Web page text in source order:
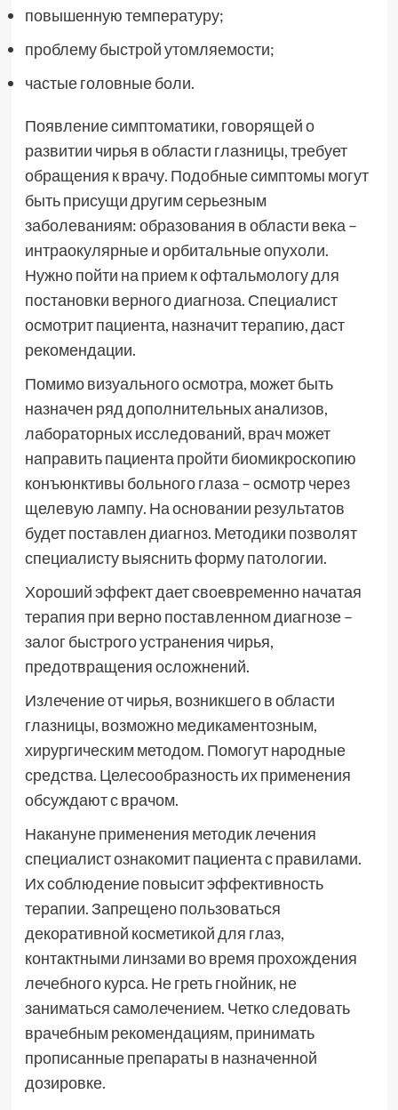
повышенную температуру;
проблему быстрой утомляемости;
частые головные боли.
Появление симптоматики, говорящей о
развитии чирья в области глазницы, требует
обращения к врачу. Подобные симптомы могут
быть присущи другим серьезным
заболеваниям: образования в области века –
интраокулярные и орбитальные опухоли.
Нужно пойти на прием к офтальмологу для
постановки верного диагноза. Специалист
осмотрит пациента, назначит терапию, даст
рекомендации.
Помимо визуального осмотра, может быть
назначен ряд дополнительных анализов,
лабораторных исследований, врач может
направить пациента пройти биомикроскопию
конъюнктивы больного глаза – осмотр через
щелевую лампу. На основании результатов
будет поставлен диагноз. Методики позволят
специалисту выяснить форму патологии.
Хороший эффект дает своевременно начатая
терапия при верно поставленном диагнозе –
залог быстрого устранения чирья,
предотвращения осложнений.
Излечение от чирья, возникшего в области
глазницы, возможно медикаментозным,
хирургическим методом. Помогут народные
средства. Целесообразность их применения
обсуждают с врачом.
Накануне применения методик лечения
специалист ознакомит пациента с правилами.
Их соблюдение повысит эффективность
терапии. Запрещено пользоваться
декоративной косметикой для глаз,
контактными линзами во время прохождения
лечебного курса. Не греть гнойник, не
заниматься самолечением. Четко следовать
врачебным рекомендациям, принимать
прописанные препараты в назначенной
дозировке.